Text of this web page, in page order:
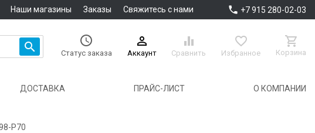
Наши магазины Заказы Свяжитесь с нами  +7 915 280-02-03
 
Статус заказа

Аккаунт

Сравнить

Избранное

Корзина
ДОСТАВКА ПРАЙС-ЛИСТ О КОМПАНИИ
P70